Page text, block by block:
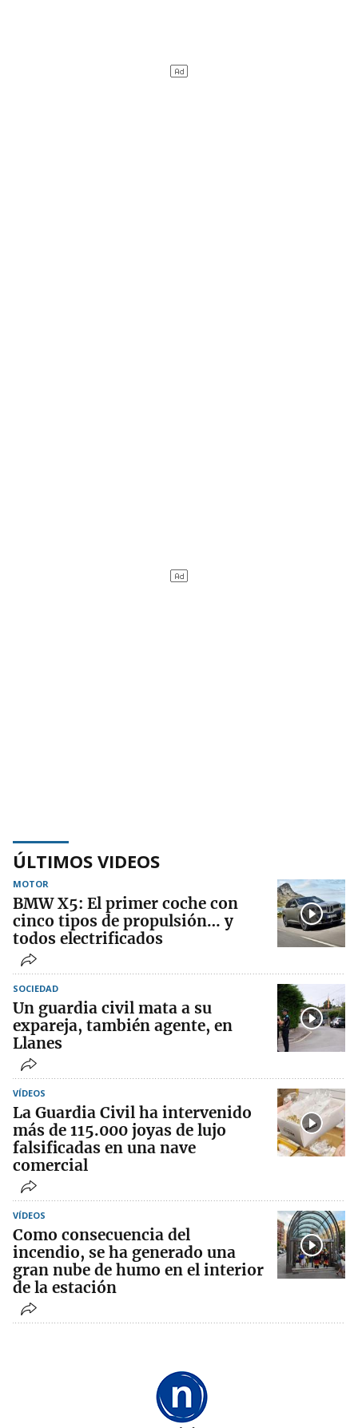
ÚLTIMOS VIDEOS
MOTOR
BMW X5: El primer coche con
cinco tipos de propulsión… y
todos electrificados
SOCIEDAD
Un guardia civil mata a su
expareja, también agente, en
Llanes
VÍDEOS
La Guardia Civil ha intervenido
más de 115.000 joyas de lujo
falsificadas en una nave
comercial
VÍDEOS
Como consecuencia del
incendio, se ha generado una
gran nube de humo en el interior
de la estación